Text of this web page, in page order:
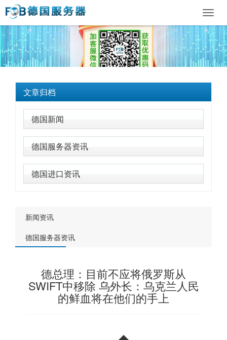
文章归档
德国新闻
德国服务器资讯
德国进口资讯
新闻资讯
德国服务器资讯
德总理：目前不应将俄罗斯从
SWIFT中移除 乌外长：乌克兰人民
的鲜血将在他们的手上